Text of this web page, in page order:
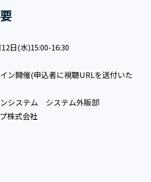
日(水)15:00-16:30
ン開催(申込者に視聴URLを送付いた
システム システム外販部
株式会社